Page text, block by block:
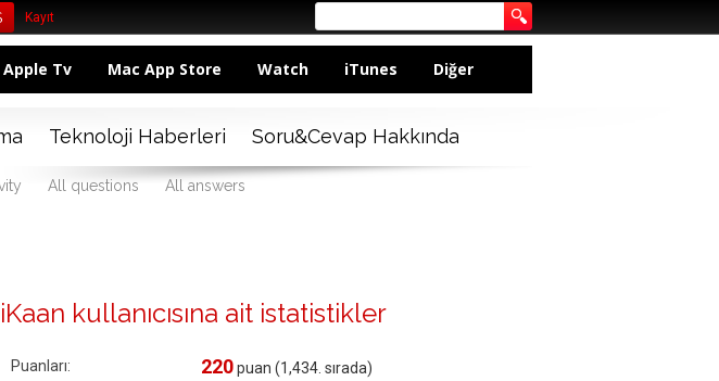
Kayıt
Apple Tv Mac App Store Watch iTunes Diğer
Teknoloji Haberleri Soru&Cevap Hakkında
All questions All answers
iKaan kullanıcısına ait istatistikler
Puanları: 220puan (1,434 . sırada)